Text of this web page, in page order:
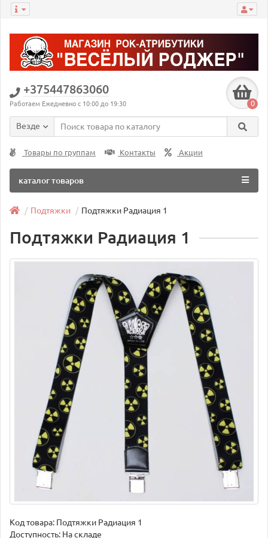
+375447863060
Работаем Ежедневно с 10:00 до 19:30 0
Везде
Товары по группам Контакты Акции
каталог товаров
Подтяжки Подтяжки Радиация 1
Подтяжки Радиация 1
Код товара: Подтяжки Радиация 1
Доступность: На складе